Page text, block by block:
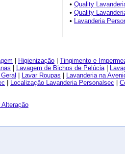
• Quality
• Quality
• Lavanderia
Higienização
Tingimento e
Lavagem de Bichos de Pelúcia|
Lavar Roupas
Lavanderia na
Localização Lavanderia Personalsec
Alteração